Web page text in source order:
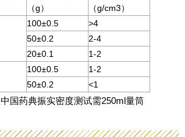
（g）
（g/cm3）
100±0.5
>4
50±0.2
2-4
20±0.1
1-2
100±0.5
1-2
50±0.2
<1
国药典振实密度测试需250ml量筒